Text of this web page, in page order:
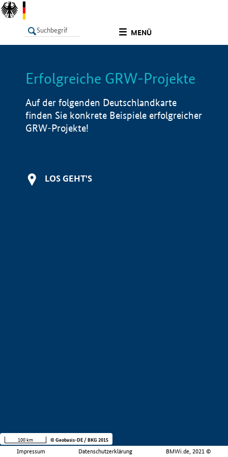
MENÜ
LISTE Info
Erfolgreiche GRW-Projekte
Auf der folgenden Deutschlandkarte
finden Sie konkrete Beispiele erfolgreicher
GRW-Projekte!
LOS GEHT'S
Impressum Datenschutzerklärung BMWi.de, 2021 ©
100 km © Geobasis-DE / BKG 2015